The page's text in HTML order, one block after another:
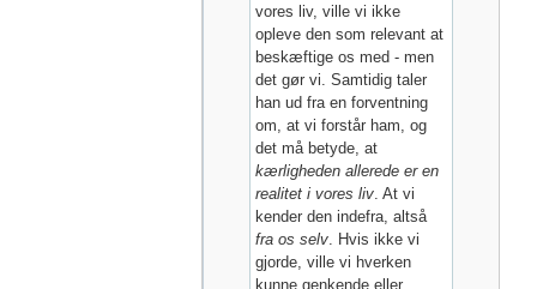
vores liv, ville vi ikke
opleve den som relevant at
beskæftige os med - men
det gør vi. Samtidig taler
han ud fra en forventning
om, at vi forstår ham, og
det må betyde, at
kærligheden allerede er en
realitet i vores liv. At vi
kender den indefra, altså
fra os selv. Hvis ikke vi
gjorde, ville vi hverken
kunne genkende eller